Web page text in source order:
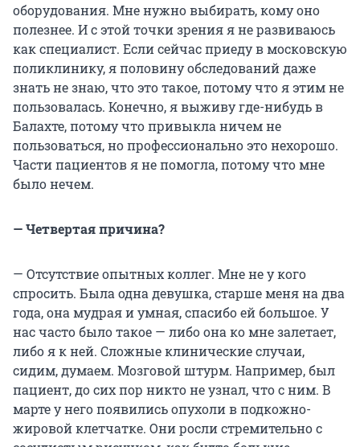
оборудования. Мне нужно выбирать, кому оно
полезнее. И с этой точки зрения я не развиваюсь
как специалист. Если сейчас приеду в московскую
поликлинику, я половину обследований даже
знать не знаю, что это такое, потому что я этим не
пользовалась. Конечно, я выживу где-нибудь в
Балахте, потому что привыкла ничем не
пользоваться, но профессионально это нехорошо.
Части пациентов я не помогла, потому что мне
было нечем.
— Четвертая причина?
— Отсутствие опытных коллег. Мне не у кого
спросить. Была одна девушка, старше меня на два
года, она мудрая и умная, спасибо ей большое. У
нас часто было такое — либо она ко мне залетает,
либо я к ней. Сложные клинические случаи,
сидим, думаем. Мозговой штурм. Например, был
пациент, до сих пор никто не узнал, что с ним. В
марте у него появились опухоли в подкожно-
жировой клетчатке. Они росли стремительно с